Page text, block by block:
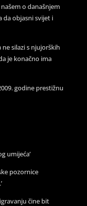
o današnjem
da objasni svijet i
silazi s njujorških
je konačno ima
godine prestižnu
umijeća’
pozornice
čine bit